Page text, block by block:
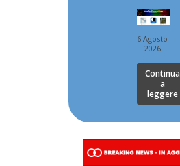
6 Agosto
2026
Continua
a
leggere